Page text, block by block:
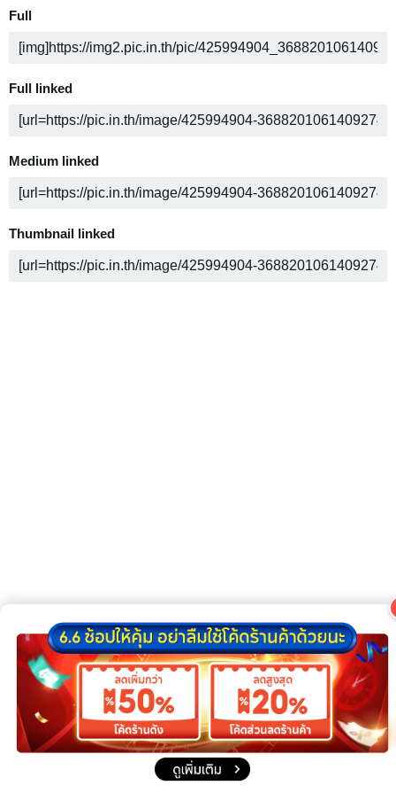
Full
Full linked
Medium linked
Thumbnail linked